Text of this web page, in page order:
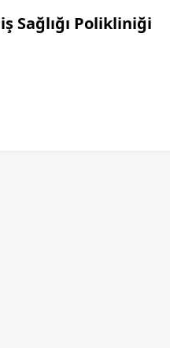
Sağlığı Polikliniği